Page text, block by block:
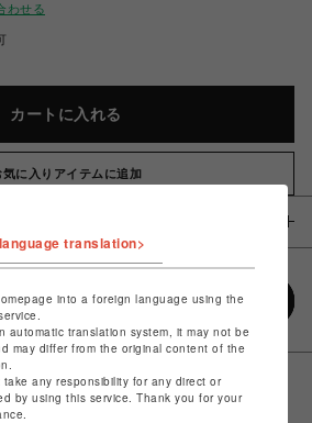
わせる
カートに入れる
気に入りアイテムに追加
translation>
into a foreign language using the
automatic translation system, it may not be
may differ from the original content of the
any responsibility for any direct or
by using this service. Thank you for your